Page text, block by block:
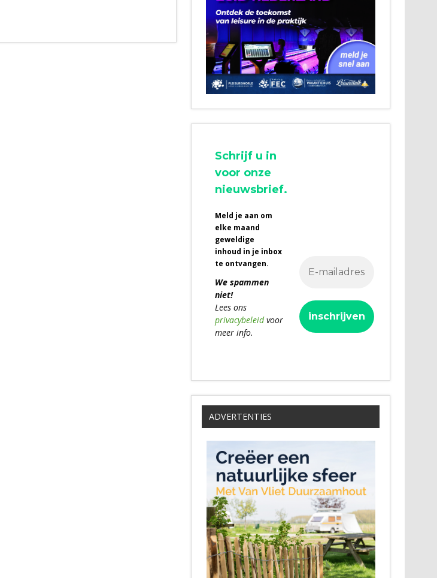
Schrijf u in
voor onze
nieuwsbrief.
Meld je aan om
elke maand
geweldige
inhoud in je inbox
te ontvangen.
We spammen
niet!
Lees ons
privacybeleidvoor
meer info.
ADVERTENTIES